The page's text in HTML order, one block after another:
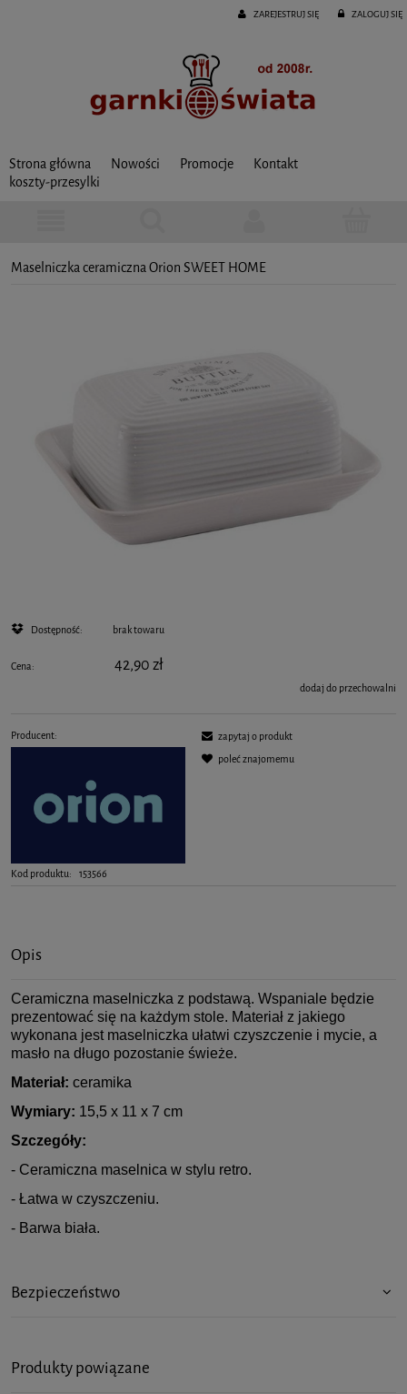
ZAREJESTRUJ SIĘ ZALOGUJ SIĘ
Strona główna Nowości Promocje
Kontakt
koszty-przesylki
Maselniczka ceramiczna Orion SWEET HOME
Dostępność: brak towaru
Cena: 42,90 zł
dodaj do przechowalni
Producent:
Kod produktu: 153566
zapytaj o produkt
poleć znajomemu
Opis
Ceramiczna maselniczka z podstawą. Wspaniale będzie
prezentować się na każdym stole. Materiał z jakiego
wykonana jest maselniczka ułatwi czyszczenie i mycie, a
masło na długo pozostanie świeże.
Materiał: ceramika
Wymiary: 15,5 x 11 x 7 cm
Szczegóły:
- Ceramiczna maselnica w stylu retro.
- Łatwa w czyszczeniu.
- Barwa biała.
Bezpieczeństwo
Produkty powiązane